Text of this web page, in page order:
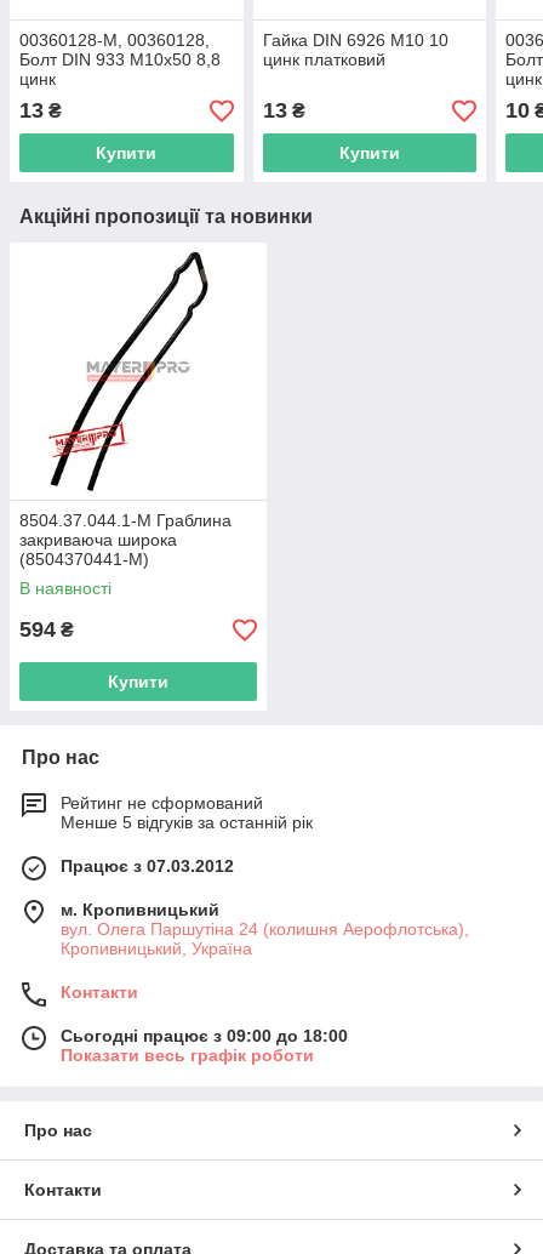
00360128-M, 00360128,
Болт DIN 933 M10x50 8,8
цинк
13 ₴
Купити
Гайка DIN 6926 M10 10
цинк платковий
13₴
Купити
цинк
10
Акційні пропозиції та новинки
8504.37.044.1-M Граблина
закриваюча широка
(8504370441-M)
В наявності
594 ₴
Купити
Про нас
Рейтинг не сформований
Менше 5 відгуків за останній рік
Працює з 07.03.2012
м. Кропивницький
вул. Олега Паршутіна 24 (колишня Аерофлотська),
Кропивницький, Україна
Контакти
Сьогодні працює з 09:00 до 18:00
Показати весь графік роботи
Про нас
Контакти
Доставка та оплата